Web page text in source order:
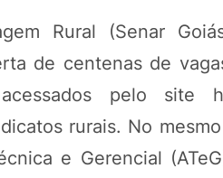
Rural (Senar
de centenas de
pelo site
rurais. No
e Gerencial